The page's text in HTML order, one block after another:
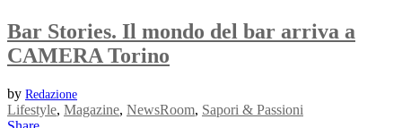
Bar Stories. Il mondo del bar arriva a
CAMERA Torino
by Redazione
Lifestyle, Magazine, NewsRoom, Sapori & Passioni